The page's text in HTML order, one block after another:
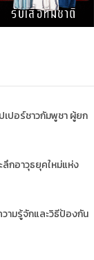
เปอร์ชาวกัมพูชา ผู้ยก
ลึกอาวุธยุคใหม่แห่ง
ามรู้จักและวิธีป้องกัน